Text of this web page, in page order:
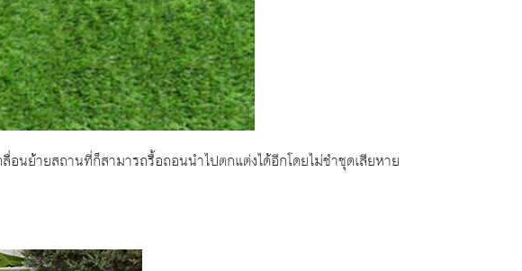
อนย้ายสถานที่ก็สามารถรื้อถอนนำไปตกแต่งได้อีกโดยไม่ชำชุดเสียหาย